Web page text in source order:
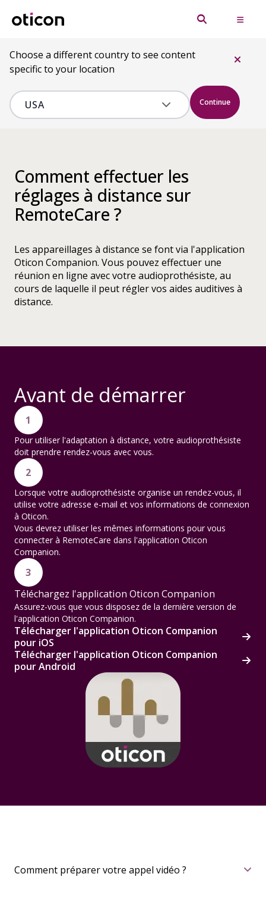
Choose a different country to see content
specific to your location
Continue
Comment effectuer les
réglages à distance sur
RemoteCare ?
Les appareillages à distance se font via l'application
Oticon Companion. Vous pouvez effectuer une
réunion en ligne avec votre audioprothésiste, au
cours de laquelle il peut régler vos aides auditives à
distance.
Avant de démarrer
1
Pour utiliser l'adaptation à distance, votre audioprothésiste
doit prendre rendez-vous avec vous.
2
Lorsque votre audioprothésiste organise un rendez-vous, il
utilise votre adresse e-mail et vos informations de connexion
à Oticon.
Vous devrez utiliser les mêmes informations pour vous
connecter à RemoteCare dans l'application Oticon
Companion.
3
Téléchargez l'application Oticon Companion
Assurez-vous que vous disposez de la dernière version de
l'application Oticon Companion.
Télécharger l'application Oticon Companion
pour iOS
Télécharger l'application Oticon Companion
pour Android
Comment préparer votre appel vidéo ?